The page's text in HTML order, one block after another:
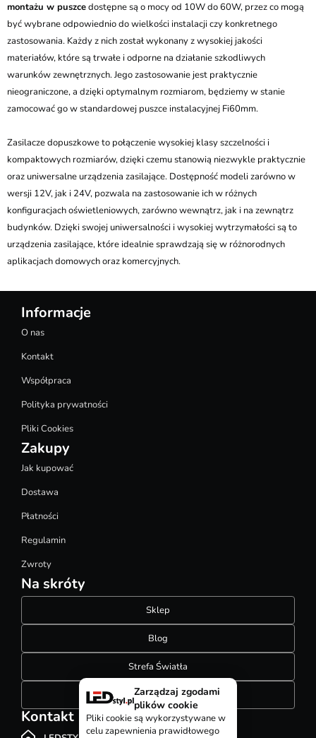
montażu w puszcedostępne są o mocy od 10W do 60W, przez co mogą
być wybrane odpowiednio do wielkości instalacji czy konkretnego
zastosowania. Każdy z nich został wykonany z wysokiej jakości
materiałów, które są trwałe i odporne na działanie szkodliwych
warunków zewnętrznych. Jego zastosowanie jest praktycznie
nieograniczone, a dzięki optymalnym rozmiarom, będziemy w stanie
zamocować go w standardowej puszce instalacyjnej Fi60mm.
Zasilacze dopuszkowe to połączenie wysokiej klasy szczelności i
kompaktowych rozmiarów, dzięki czemu stanowią niezwykle praktycznie
oraz uniwersalne urządzenia zasilające. Dostępność modeli zarówno w
wersji 12V, jak i 24V, pozwala na zastosowanie ich w różnych
konfiguracjach oświetleniowych, zarówno wewnątrz, jak i na zewnątrz
budynków. Dzięki swojej uniwersalności i wysokiej wytrzymałości są to
urządzenia zasilające, które idealnie sprawdzają się w różnorodnych
aplikacjach domowych oraz komercyjnych.
Informacje
O nas
Kontakt
Współpraca
Polityka prywatności
Pliki Cookies
Zakupy
Jak kupować
Dostawa
Płatności
Regulamin
Zwroty
Na skróty
Sklep
Blog
Strefa Światła
Konfigurator szynoprzewodów
Kontakt
Zarządzaj zgodami
plików cookie
Pliki cookie są wykorzystywane w
celu zapewnienia prawidłowego